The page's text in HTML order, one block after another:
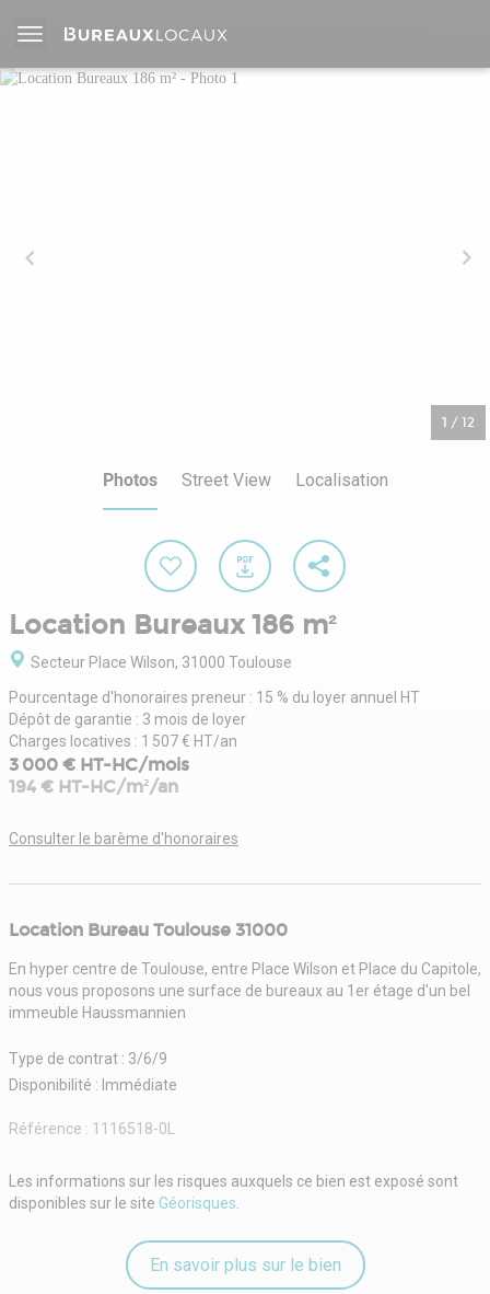
1 / 12
Photos Street View Localisation
Location Bureaux 186 m²
Secteur Place Wilson, 31000 Toulouse
Pourcentage d'honoraires preneur : 15 % du loyer annuel HT
Dépôt de garantie : 3 mois de loyer
Charges locatives : 1 507 € HT/an
3 000 € HT-HC/mois
194 € HT-HC/m²/an
Consulter le barème d'honoraires
Location Bureau Toulouse 31000
En hyper centre de Toulouse, entre Place Wilson et Place du Capitole,
nous vous proposons une surface de bureaux au 1er étage d'un bel
immeuble Haussmannien
Type de contrat : 3/6/9
Disponibilité : Immédiate
Référence : 1116518-0L
Les informations sur les risques auxquels ce bien est exposé sont
disponibles sur le site Géorisques
En savoir plus sur le bien